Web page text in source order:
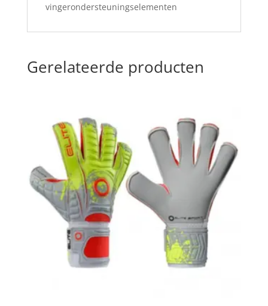
vingerondersteuningselementen
Gerelateerde producten